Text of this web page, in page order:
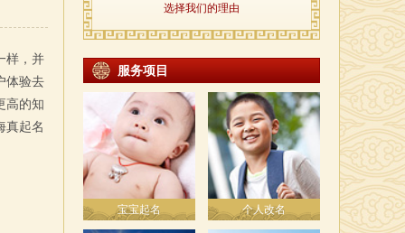
样，并
体验去
高的知
真起名
选择我们的理由
服务项目
宝宝起名 个人改名